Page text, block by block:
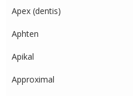
Apex (dentis)
Aphten
Apikal
Approximal